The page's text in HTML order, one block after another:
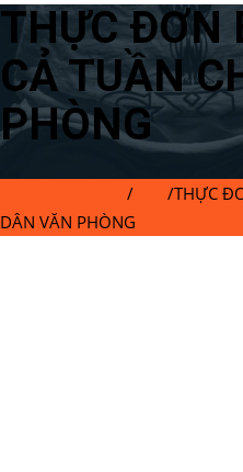
THỰC ĐƠN
CẢ TUẦN
PHÒNG
/ /THỰC
DÂN VĂN PHÒNG